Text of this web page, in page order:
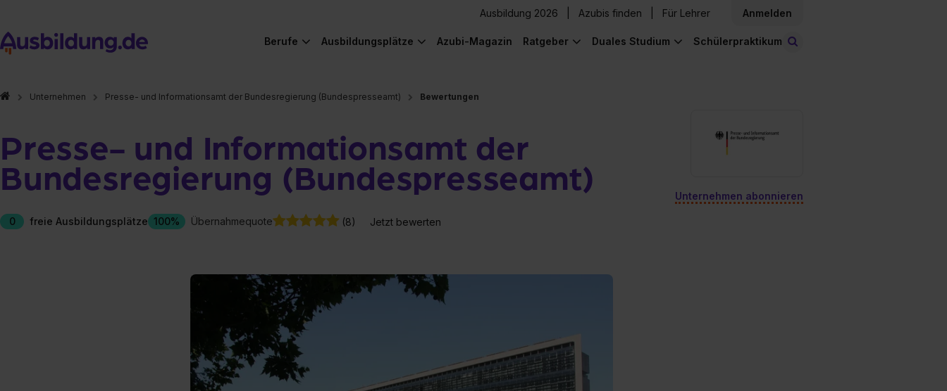
Ausbildung 2026 Azubis finden Für Lehrer Anmelden
Berufe Ausbildungsplätze Azubi-Magazin Ratgeber Duales Studium Schülerpraktikum
Unternehmen Presse- und Informationsamt der Bundesregierung (Bundespresseamt) Bewertungen
Presse- und Informationsamt der
Bundesregierung (Bundespresseamt)
0 freie Ausbildungsplätze 100% Übernahmequote (8) Jetzt bewerten
Unternehmen abonnieren